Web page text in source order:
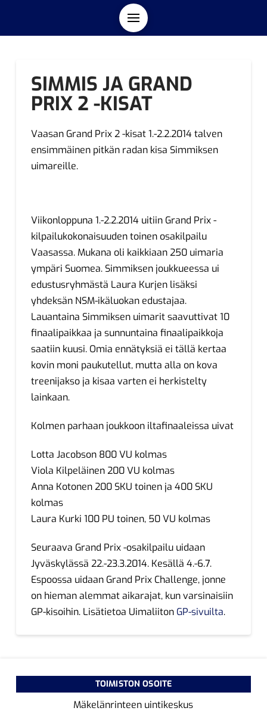
SIMMIS JA GRAND
PRIX 2 -KISAT
Vaasan Grand Prix 2 -kisat 1.-2.2.2014 talven
ensimmäinen pitkän radan kisa Simmiksen
uimareille.
Viikonloppuna 1.-2.2.2014 uitiin Grand Prix -
kilpailukokonaisuuden toinen osakilpailu
Vaasassa. Mukana oli kaikkiaan 250 uimaria
ympäri Suomea. Simmiksen joukkueessa ui
edustusryhmästä Laura Kurjen lisäksi
yhdeksän NSM-ikäluokan edustajaa.
Lauantaina Simmiksen uimarit saavuttivat 10
finaalipaikkaa ja sunnuntaina finaalipaikkoja
saatiin kuusi. Omia ennätyksiä ei tällä kertaa
kovin moni paukutellut, mutta alla on kova
treenijakso ja kisaa varten ei herkistelty
lainkaan.
Kolmen parhaan joukkoon iltafinaaleissa uivat
Lotta Jacobson 800 VU kolmas
Viola Kilpeläinen 200 VU kolmas
Anna Kotonen 200 SKU toinen ja 400 SKU
kolmas
Laura Kurki 100 PU toinen, 50 VU kolmas
Seuraava Grand Prix -osakilpailu uidaan
Jyväskylässä 22.-23.3.2014. Kesällä 4.-6.7.
Espoossa uidaan Grand Prix Challenge, jonne
on hieman alemmat aikarajat, kun varsinaisiin
GP-kisoihin. Lisätietoa Uimaliiton GP-sivuilta.
TOIMISTON OSOITE
Mäkelänrinteen uintikeskus